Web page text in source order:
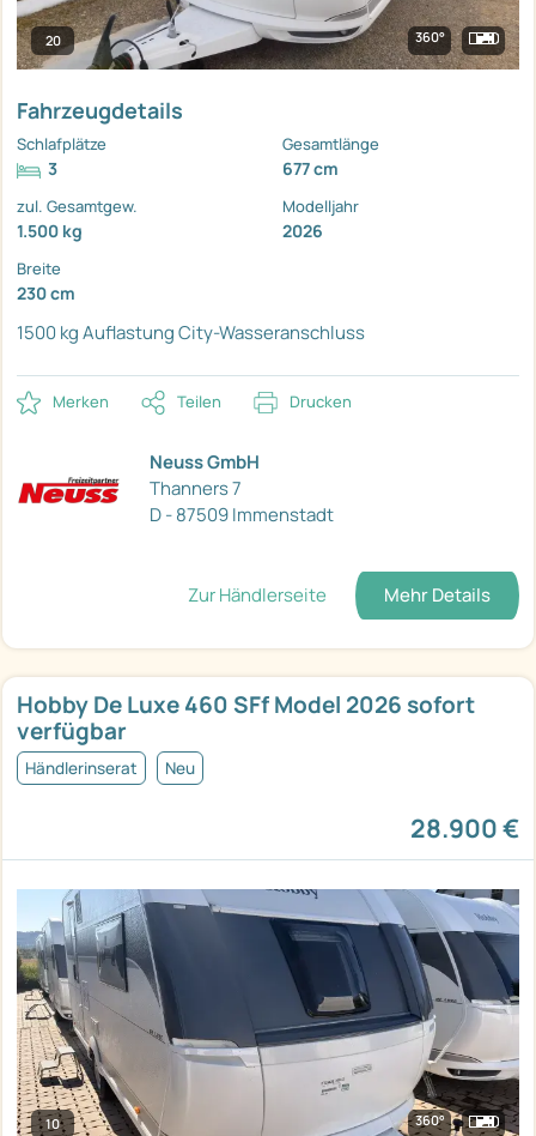
20 360°
Fahrzeugdetails
Schlafplätze
3
Gesamtlänge
677 cm
zul. Gesamtgew.
1.500 kg
Modelljahr
2026
Breite
230 cm
1500 kg AuflastungCity-Wasseranschluss
Merken Teilen Drucken
Neuss GmbH
Thanners 7
D - 87509 Immenstadt
Zur Händlerseite Mehr Details
Hobby De Luxe 460 SFf Model 2026 sofort
verfügbar
Händlerinserat Neu
28.900 €
10 360°